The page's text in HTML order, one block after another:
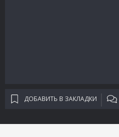
ДОБАВИТЬ В ЗАКЛАДКИ